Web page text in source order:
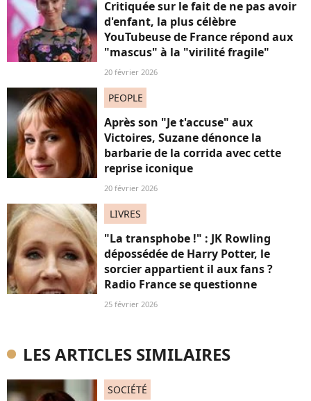
Critiquée sur le fait de ne pas avoir
d'enfant, la plus célèbre
YouTubeuse de France répond aux
"mascus" à la "virilité fragile"
20 février 2026
PEOPLE
Après son "Je t'accuse" aux
Victoires, Suzane dénonce la
barbarie de la corrida avec cette
reprise iconique
20 février 2026
LIVRES
"La transphobe !" : JK Rowling
dépossédée de Harry Potter, le
sorcier appartient il aux fans ?
Radio France se questionne
25 février 2026
LES ARTICLES SIMILAIRES
SOCIÉTÉ